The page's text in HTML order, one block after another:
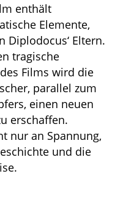
enthält
Elemente,
Diplodocus‘ Eltern.
tragische
Films wird die
parallel zum
einen neuen
erschaffen.
nur an Spannung,
und die